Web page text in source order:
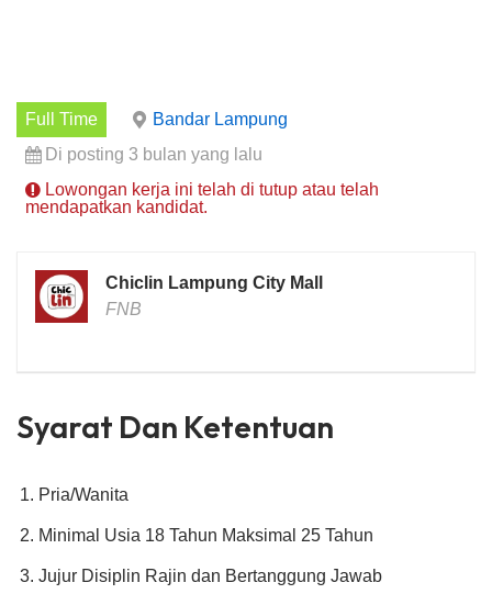
Full Time
Bandar Lampung
Di posting 3 bulan yang lalu
Lowongan kerja ini telah di tutup atau telah
mendapatkan kandidat.
Chiclin Lampung City Mall
FNB
Syarat Dan Ketentuan
Pria/Wanita
Minimal Usia 18 Tahun Maksimal 25 Tahun
Jujur Disiplin Rajin dan Bertanggung Jawab